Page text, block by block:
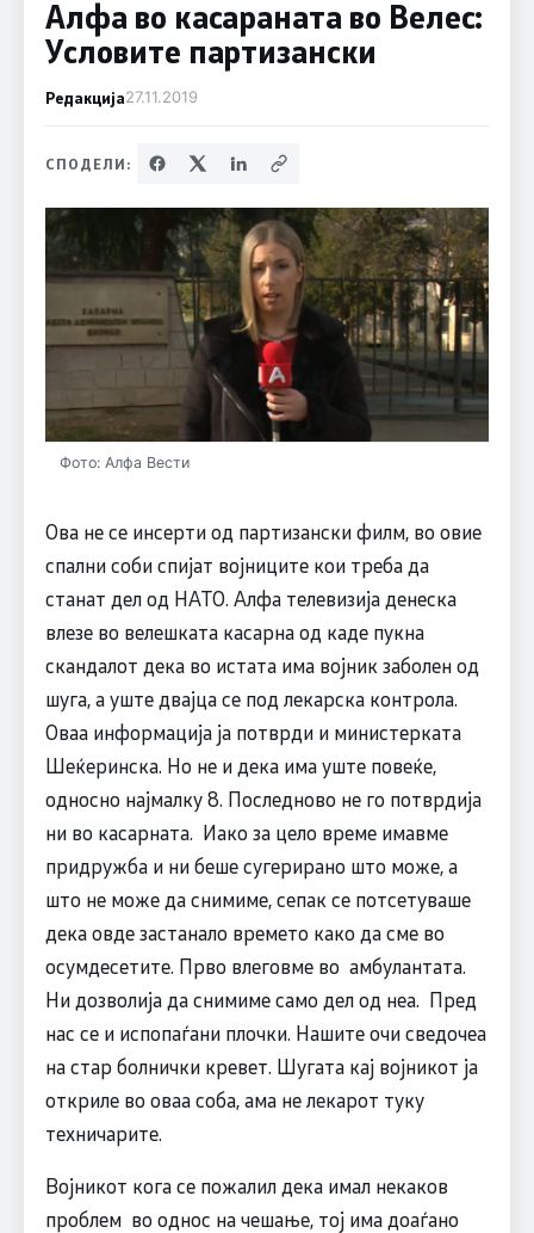
Алфа во кaсараната во Велес:
Условите партизански
Редакција27.11.2019
СПОДЕЛИ:
Фото: Алфа Вести
Ова не се инсерти од партизански филм, во овие
спални соби спијат војниците кои треба да
станат дел од НАТО. Алфа телевизија денеска
влезе во велешката касарна од каде пукна
скандалот дека во истата има војник заболен од
шуга, а уште двајца се под лекарска контрола.
Оваа информација ја потврди и министерката
Шеќеринска. Но не и дека има уште повеќе,
односно најмалку 8. Последново не го потврдија
ни во касарната. Иако за цело време имавме
придружба и ни беше сугерирано што може, а
што не може да снимиме, сепак се потсетуваше
дека овде застанало времето како да сме во
осумдесетите. Прво влеговме во амбулантата.
Ни дозволија да снимиме само дел од неа. Пред
нас се и испопаѓани плочки. Нашите очи сведочеа
на стар болнички кревет. Шугата кај војникот ја
откриле во оваа соба, ама не лекарот туку
техничарите.
Војникот кога се пожалил дека имал некаков
проблем во однос на чешање, тој има доаѓано